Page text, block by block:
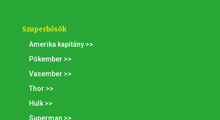
Szuperhősök
Amerika kapitány >>
Pókember >>
Vasember >>
Thor >>
Hulk >>
Superman >>